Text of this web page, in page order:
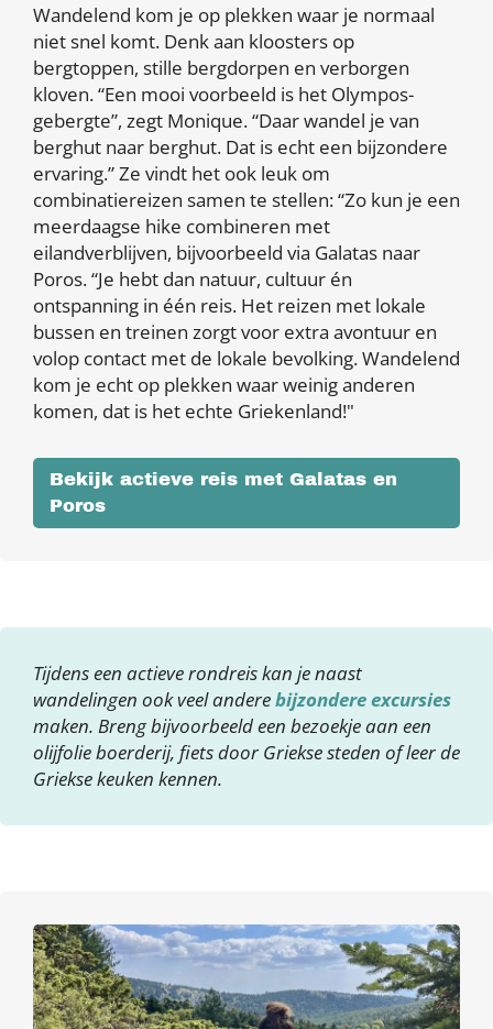
Wandelend kom je op plekken waar je normaal
niet snel komt. Denk aan kloosters op
bergtoppen, stille bergdorpen en verborgen
kloven. “Een mooi voorbeeld is het Olympos-
gebergte”, zegt Monique. “Daar wandel je van
berghut naar berghut. Dat is echt een bijzondere
ervaring.” Ze vindt het ook leuk om
combinatiereizen samen te stellen: “Zo kun je een
meerdaagse hike combineren met
eilandverblijven, bijvoorbeeld via Galatas naar
Poros. “Je hebt dan natuur, cultuur én
ontspanning in één reis. Het reizen met lokale
bussen en treinen zorgt voor extra avontuur en
volop contact met de lokale bevolking. Wandelend
kom je echt op plekken waar weinig anderen
komen, dat is het echte Griekenland!"
Bekijk actieve reis met Galatas en
Poros
Tijdens een actieve rondreis kan je naast
wandelingen ook veel anderebijzondere excursies
maken. Breng bijvoorbeeld een bezoekje aan een
olijfolie boerderij, fiets door Griekse steden of leer de
Griekse keuken kennen.